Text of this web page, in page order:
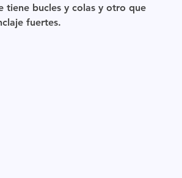
tiene bucles y colas y otro que
fuertes.